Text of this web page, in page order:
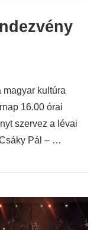
kultúra
16.00 órai
szervez a lévai
Pál – …